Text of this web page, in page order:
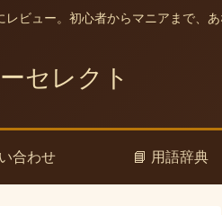
ビュー。初心者からマニアまで、あ
セレクト
合わせ 📘 用語辞典